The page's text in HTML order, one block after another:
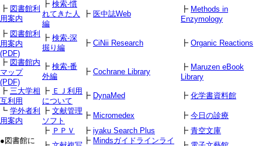
┣ 図書館利
用案内
┣ 検索-慣
れてきた人
編
┣ 医中誌Web
┣ Methods in
Enzymology
┣ 図書館利
用案内
(PDF)
┣ 検索-深
掘り編
┣ CiNii Research ┣ Organic Reactions
┣ 図書館内
マップ
(PDF)
┣ 検索-番
外編
┣ Cochrane Library
┣ Maruzen eBook
Library
┣ 三大学相
互利用
┣ ＥＪ利用
について
┣ DynaMed ┣ 化学書資料館
┗ 学外者利
用案内
┣ 文献管理
ソフト
┣ Micromedex ┣ 今日の診療
┣ ＰＰＶ ┣ iyaku Search Plus ┣ 青空文庫
●図書館に
┣ Mindsガイドラインライ